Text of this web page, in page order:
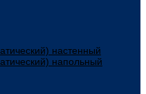
настенный
напольный